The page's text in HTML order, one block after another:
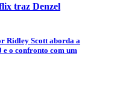
traz Denzel
Ridley Scott aborda a
e o confronto com um